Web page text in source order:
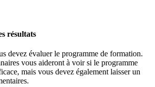
résultats
devez évaluer le programme de formation.
vous aideront à voir si le programme
mais vous devez également laisser un